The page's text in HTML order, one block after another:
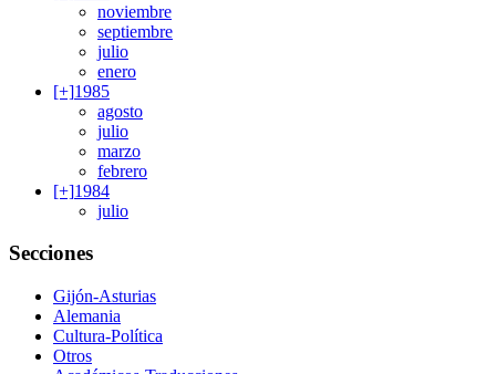
noviembre
septiembre
julio
enero
[+]1985
agosto
julio
marzo
febrero
[+]1984
julio
Secciones
Gijón-Asturias
Alemania
Cultura-Política
Otros